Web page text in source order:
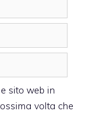
sito web in
volta che